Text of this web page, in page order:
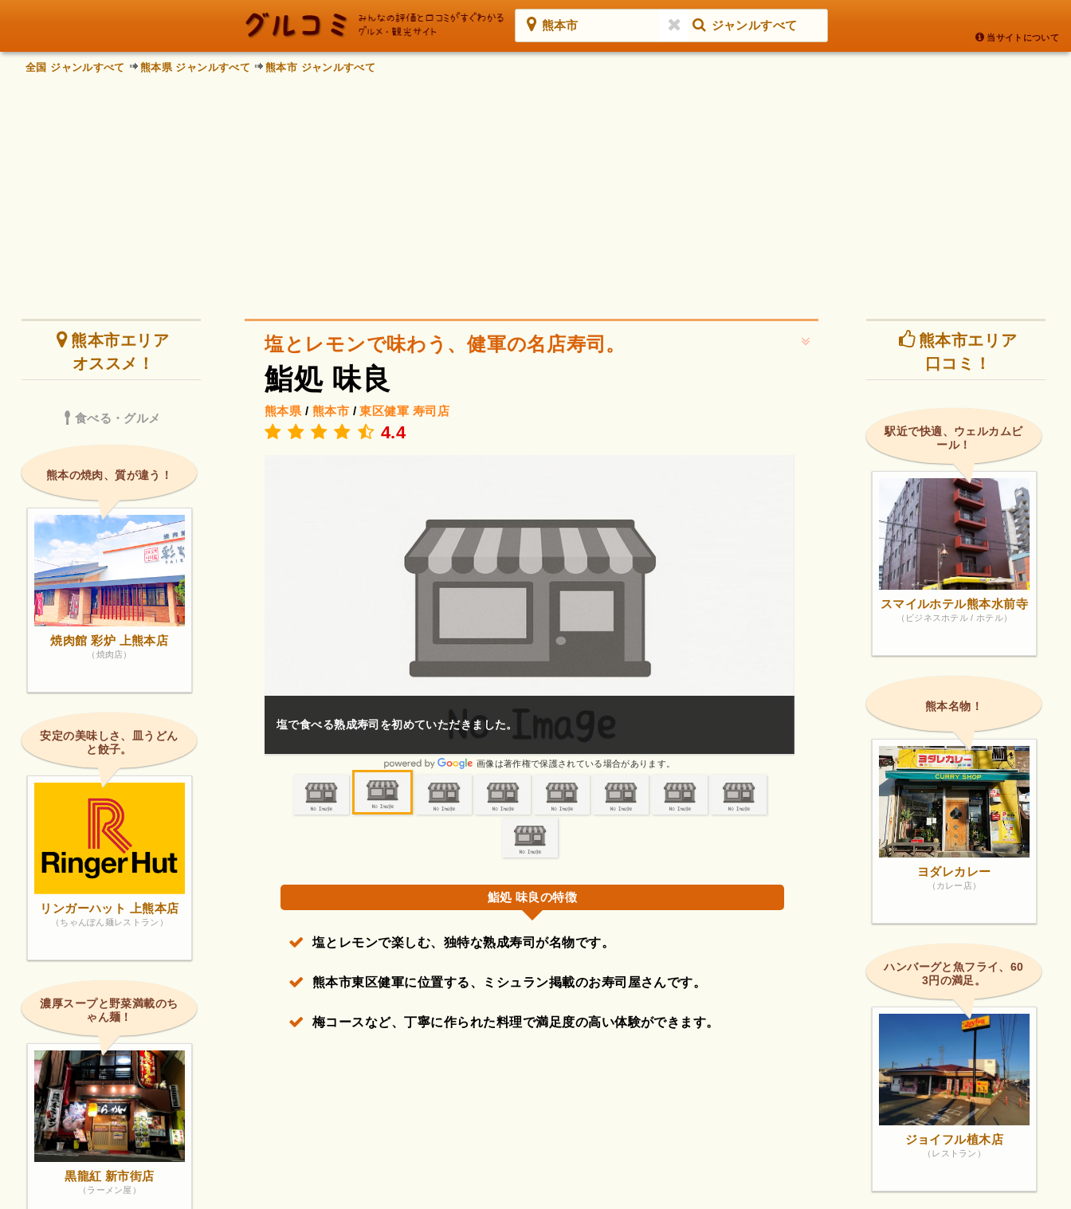
熊本市 ジャンルすべて
当サイトについて
全国 ジャンルすべて 熊本県 ジャンルすべて 熊本市 ジャンルすべて
塩とレモンで味わう、健軍の名店寿司。
鮨処 味良
熊本県 / 熊本市 /東区健軍 寿司店
4.4
保護されている場合があります。
お店で食べるのは初めてでした❗出前は勿論ですがお店で食べるのはもっとうまい❗ごちそう様でし
た‼️
画像は著作権で保護されている場合があります。
是非一度ご賞味あれ！
画像は著作権
鮨処 味良の特徴
塩とレモンで楽しむ、独特な熟成寿司が名物です。
熊本市東区健軍に位置する、ミシュラン掲載のお寿司屋さんです。
梅コースなど、丁寧に作られた料理で満足度の高い体験ができます。
熊本市エリア
オススメ！
食べる・グルメ
熊本の焼肉、質が違う！
焼肉館 彩炉 上熊本店
（焼肉店）
安定の美味しさ、皿うどん
と餃子。
リンガーハット 上熊本店
（ちゃんぽん麺レストラン）
濃厚スープと野菜満載のち
ゃん麺！
黒龍紅 新市街店
（ラーメン屋）
熊本市エリア
口コミ！
駅近で快適、ウェルカムビ
ール！
スマイルホテル熊本水前寺
（ビジネスホテル / ホテル）
熊本名物！
ヨダレカレー
（カレー店）
ハンバーグと魚フライ、60
3円の満足。
ジョイフル植木店
（レストラン）